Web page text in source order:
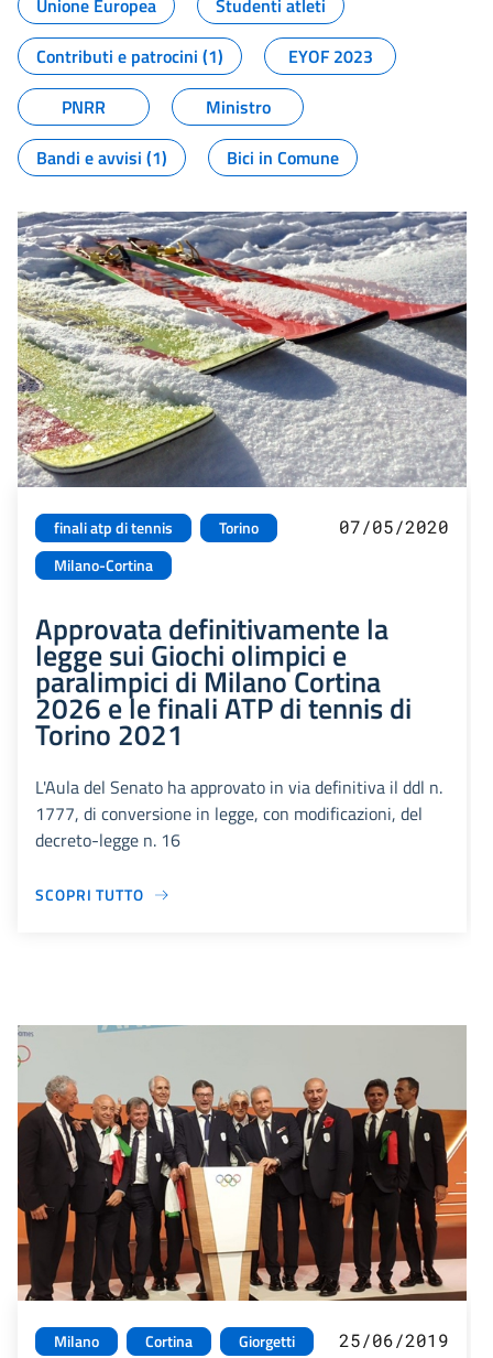
Unione Europea
Studenti atleti
Contributi e patrocini (1)
EYOF 2023
PNRR
Ministro
Bandi e avvisi (1)
Bici in Comune
finali atp di tennis
Torino
Milano-Cortina
07/05/2020
Approvata definitivamente la
legge sui Giochi olimpici e
paralimpici di Milano Cortina
2026 e le finali ATP di tennis di
Torino 2021
L'Aula del Senato ha approvato in via definitiva il ddl n.
1777, di conversione in legge, con modificazioni, del
decreto-legge n. 16
SCOPRI TUTTO
Milano Cortina Giorgetti 25/06/2019